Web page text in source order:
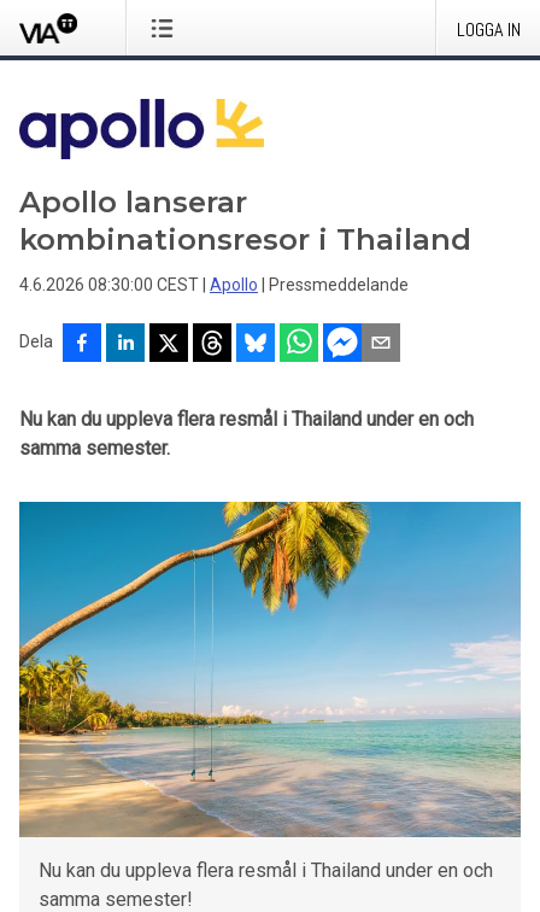
LOGGA IN
Apollo lanserar
kombinationsresor i Thailand
4.6.2026 08:30:00 CEST Apollo Pressmeddelande
Dela
Nu kan du uppleva flera resmål i Thailand under en och
samma semester.
Nu kan du uppleva flera resmål i Thailand under en och
samma semester!